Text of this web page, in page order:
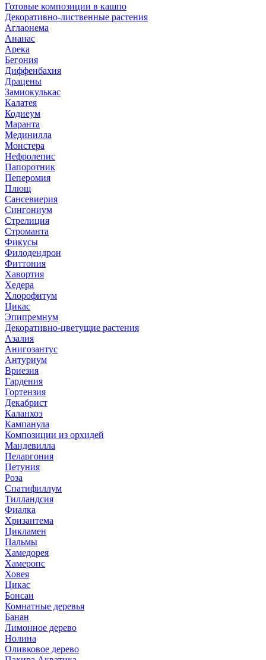
Готовые композиции в кашпо
Декоративно-лиственные растения
Аглаонема
Ананас
Арека
Бегония
Диффенбахия
Драцены
Замиокулькас
Калатея
Кодиеум
Маранта
Мединилла
Монстера
Нефролепис
Папоротник
Пеперомия
Плющ
Сансевиерия
Сингониум
Стрелиция
Строманта
Фикусы
Филодендрон
Фиттония
Хавортия
Хедера
Хлорофитум
Цикас
Эпипремнум
Декоративно-цветущие растения
Азалия
Анигозантус
Антуриум
Вриезия
Гардения
Гортензия
Декабрист
Каланхоэ
Кампанула
Композиции из орхидей
Мандевилла
Пеларгония
Петуния
Роза
Спатифиллум
Тилландсия
Фиалка
Хризантема
Цикламен
Пальмы
Хамедорея
Хамеропс
Ховея
Цикас
Бонсаи
Комнатные деревья
Банан
Лимонное дерево
Нолина
Оливковое дерево